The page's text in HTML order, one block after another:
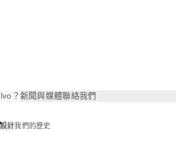
？新聞與媒體聯絡我們
設計我們的歷史